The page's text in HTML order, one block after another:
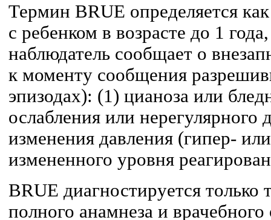
Термин BRUE определяется
с ребенком в возрасте до 1
наблюдатель сообщает о
к моменту сообщения
эпизодах): (1) цианоза или
ослабления или нерегулярного
изменения давления (гипер-
измененного уровня
BRUE диагностируется только
полного анамнеза и